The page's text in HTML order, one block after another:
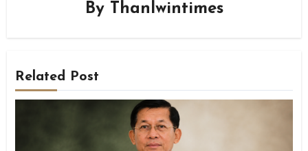
By Thanlwintimes
Related Post